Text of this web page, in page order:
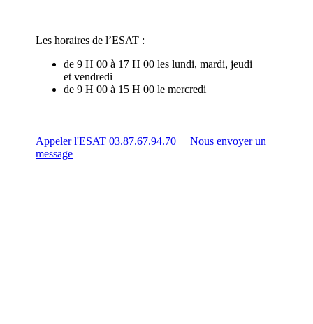
Les horaires de l’ESAT :
de 9 H 00 à 17 H 00 les lundi, mardi, jeudi
et vendredi
de 9 H 00 à 15 H 00 le mercredi
Appeler l'ESAT 03.87.67.94.70
Nous envoyer un
message